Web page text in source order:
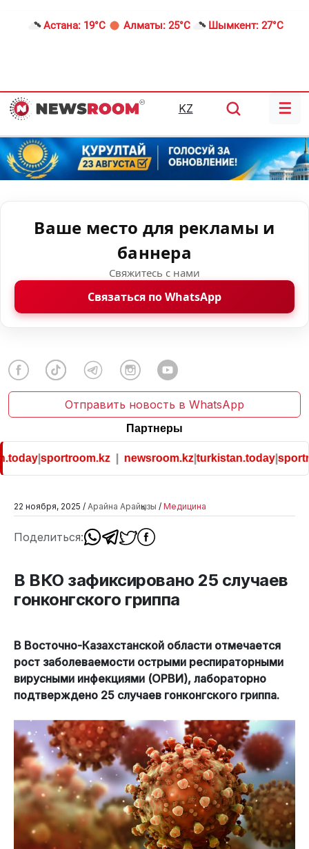
Астана: 19°C Алматы: 25°C Шымкент: 27°C
KZ ☰
Ваше место для рекламы и
баннера
Свяжитесь с нами
Связаться по WhatsApp
Отправить новость в WhatsApp
Партнеры
|sportroom.kz| newsroom.kz|turkistan.today|
22 ноября, 2025 / Арайна Арайқызы / Медицина
Поделиться:
В ВКО зафиксировано 25 случаев
гонконгского гриппа
В Восточно-Казахстанской области отмечается
рост заболеваемости острыми респираторными
вирусными инфекциями (ОРВИ), лабораторно
подтверждено 25 случаев гонконгского гриппа.